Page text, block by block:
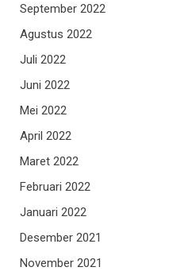
September 2022
Agustus 2022
Juli 2022
Juni 2022
Mei 2022
April 2022
Maret 2022
Februari 2022
Januari 2022
Desember 2021
November 2021